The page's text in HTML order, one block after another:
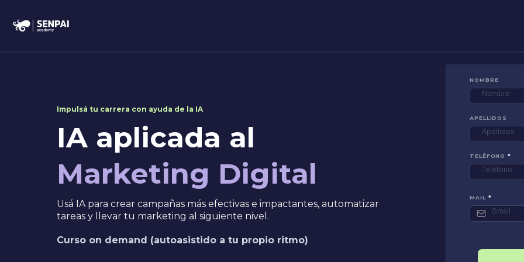
Impulsá tu carrera con ayuda de la IA
IA aplicada al
Marketing Digital
Usá IA para crear campañas más efectivas e impactantes, automatizar
tareas y llevar tu marketing al siguiente nivel.
Curso on demand (autoasistido a tu propio ritmo)
NOMBRE
APELLIDOS
TELÉFONO*
MAIL *